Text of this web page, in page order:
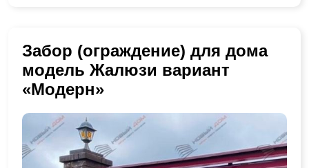
Забор (ограждение) для дома
модель Жалюзи вариант
«Модерн»